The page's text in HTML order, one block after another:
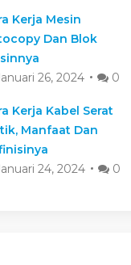
Kerja Mesin
Dan Blok
26, 2024
0
Kerja Kabel Serat
Manfaat Dan
24, 2024
0